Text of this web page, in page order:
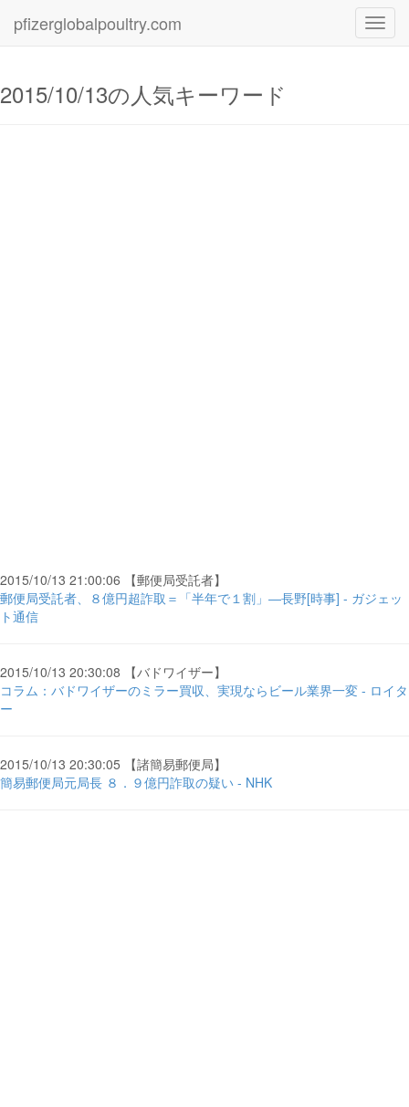
pfizerglobalpoultry.com
2015/10/13の人気キーワード
2015/10/13 21:00:06 【郵便局受託者】
郵便局受託者、８億円超詐取＝「半年で１割」―長野[時事] - ガジェッ
ト通信
2015/10/13 20:30:08 【バドワイザー】
コラム：バドワイザーのミラー買収、実現ならビール業界一変 - ロイタ
ー
2015/10/13 20:30:05 【諸簡易郵便局】
簡易郵便局元局長 ８．９億円詐取の疑い - NHK